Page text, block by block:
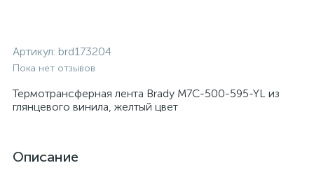
Артикул: brd173204
Пока нет отзывов
Термотрансферная лента Brady M7C-500-595-YL из
глянцевого винила, желтый цвет
Описание